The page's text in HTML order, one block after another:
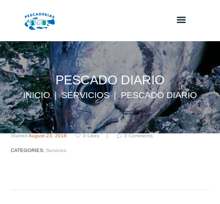
PESCADO DIARIO
INICIO SERVICIOS PESCADO DIARIO
StartedAugust 23, 2016 0 Likes 0 Comments
CATEGORIES:Servicios